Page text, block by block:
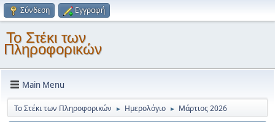
Σύνδεση Εγγραφή
Το Στέκι των
Πληροφορικών
Main Menu
Το Στέκι των Πληροφορικών ► Ημερολόγιο ► Μάρτιος 2026